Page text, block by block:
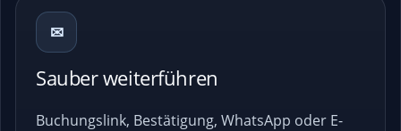
✉
Sauber weiterführen
Buchungslink, Bestätigung, WhatsApp oder E-